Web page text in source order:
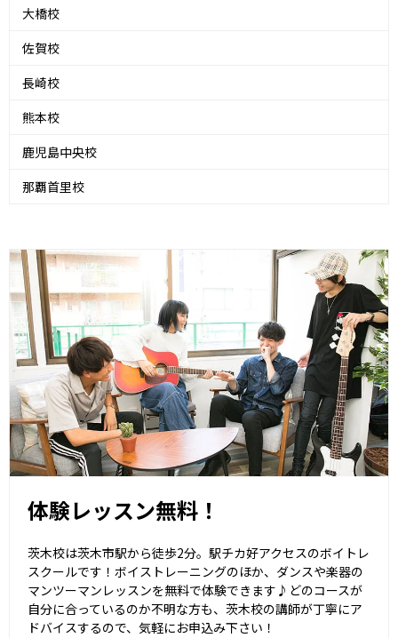
大橋校
佐賀校
長崎校
熊本校
鹿児島中央校
那覇首里校
体験レッスン無料！
茨木校は茨木市駅から徒歩2分。駅チカ好アクセスのボイトレ
スクールです！ボイストレーニングのほか、ダンスや楽器の
マンツーマンレッスンを無料で体験できます♪どのコースが
自分に合っているのか不明な方も、茨木校の講師が丁寧にア
ドバイスするので、気軽にお申込み下さい！